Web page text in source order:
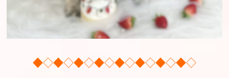
◆◇◆◇◆◇◆◇◆◇◆◇◆◇◆◇